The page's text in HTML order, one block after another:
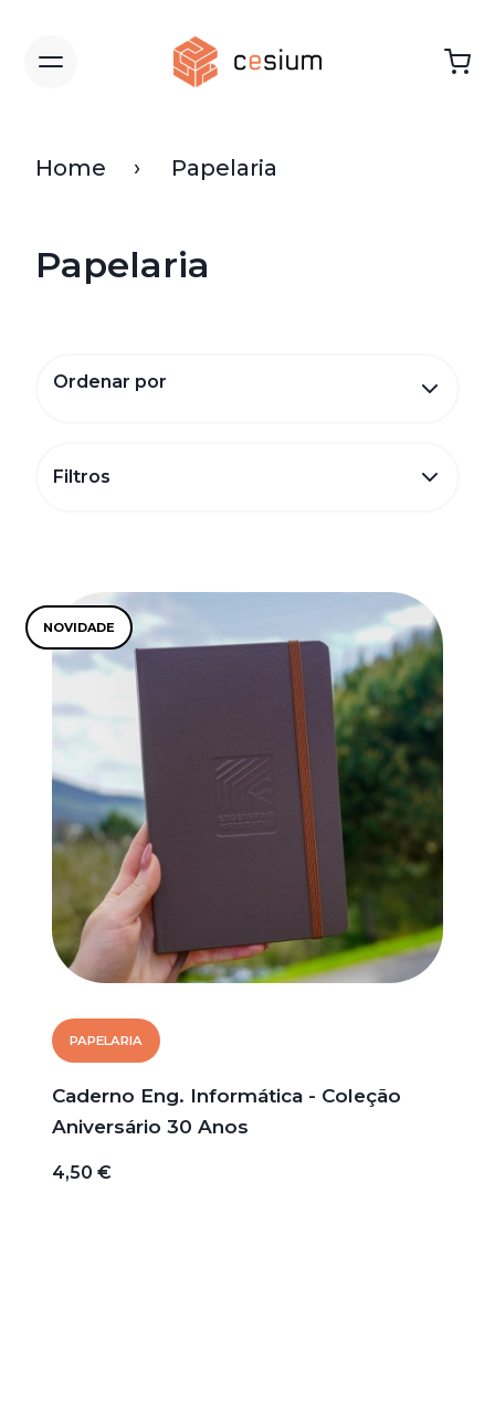
Home Papelaria
Papelaria
Filtros
Ordenar por
NOVIDADE
PAPELARIA
Caderno Eng. Informática - Coleção
Aniversário 30 Anos
4,50 €